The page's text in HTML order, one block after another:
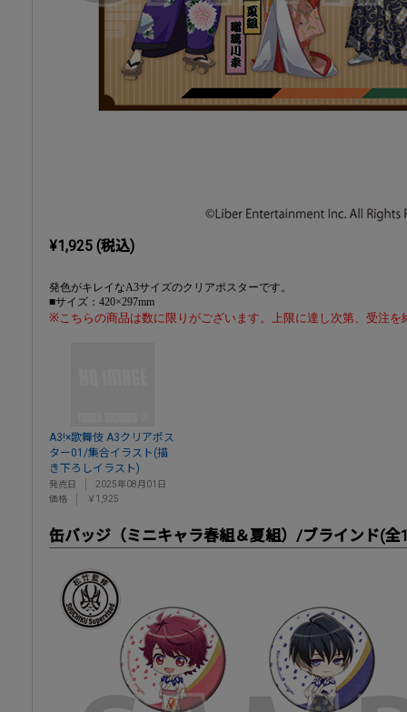
¥1,925 (税込)
発色がキレイなA3サイズのクリアポスターです。
■サイズ：420×297mm
※こちらの商品は数に限りがございます。上限に達し次第、受注を
A3!×歌舞伎 A3クリアポス
ター01/集合イラスト(描
き下ろしイラスト)
発売日
2025年08月01日
価格
￥1,925
缶バッジ（ミニキャラ春組＆夏組）/ブラインド(全